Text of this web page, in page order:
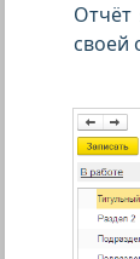
Отчёт
своей